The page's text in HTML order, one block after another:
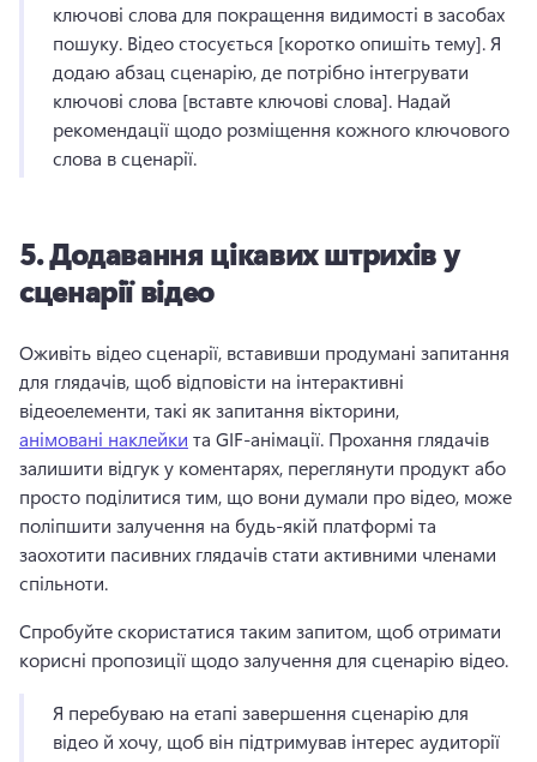
ключові слова для покращення видимості в засобах
пошуку. Відео стосується [коротко опишіть тему]. Я
додаю абзац сценарію, де потрібно інтегрувати
ключові слова [вставте ключові слова]. Надай
рекомендації щодо розміщення кожного ключового
слова в сценарії.
5.Додавання цікавих штрихів у
сценарії відео
Оживіть відео сценарії, вставивши продумані запитання
для глядачів, щоб відповісти на інтерактивні
відеоелементи, такі як запитання вікторини,
анімовані наклейки та GIF-анімації. Прохання глядачів
залишити відгук у коментарях, переглянути продукт або
просто поділитися тим, що вони думали про відео, може
поліпшити залучення на будь-якій платформі та
заохотити пасивних глядачів стати активними членами
спільноти.
Спробуйте скористатися таким запитом, щоб отримати
корисні пропозиції щодо залучення для сценарію відео.
Я перебуваю на етапі завершення сценарію для
відео й хочу, щоб він підтримував інтерес аудиторії